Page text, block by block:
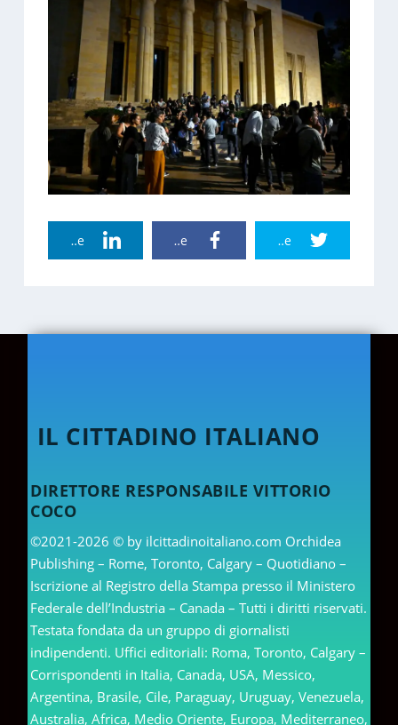
Twitter Share
Facebook Share
Linkedin Share
IL CITTADINO ITALIANO
DIRETTORE RESPONSABILE VITTORIO
COCO
©2021-2026 © by ilcittadinoitaliano.com Orchidea
Publishing – Rome, Toronto, Calgary – Quotidiano –
Iscrizione al Registro della Stampa presso il Ministero
Federale dell’Industria – Canada – Tutti i diritti riservati.
Testata fondata da un gruppo di giornalisti
indipendenti. Uffici editoriali: Roma, Toronto, Calgary –
Corrispondenti in Italia, Canada, USA, Messico,
Argentina, Brasile, Cile, Paraguay, Uruguay, Venezuela,
Australia, Africa, Medio Oriente, Europa, Mediterraneo,